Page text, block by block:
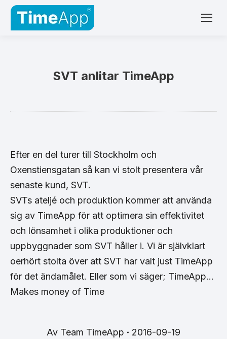
SVT anlitar TimeApp
Efter en del turer till Stockholm och
Oxenstiensgatan så kan vi stolt presentera vår
senaste kund, SVT.
SVTs ateljé och produktion kommer att använda
sig av TimeApp för att optimera sin effektivitet
och lönsamhet i olika produktioner och
uppbyggnader som SVT håller i. Vi är självklart
oerhört stolta över att SVT har valt just TimeApp
för det ändamålet. Eller som vi säger; TimeApp…
Makes money of Time
Av Team TimeApp 2016-09-19